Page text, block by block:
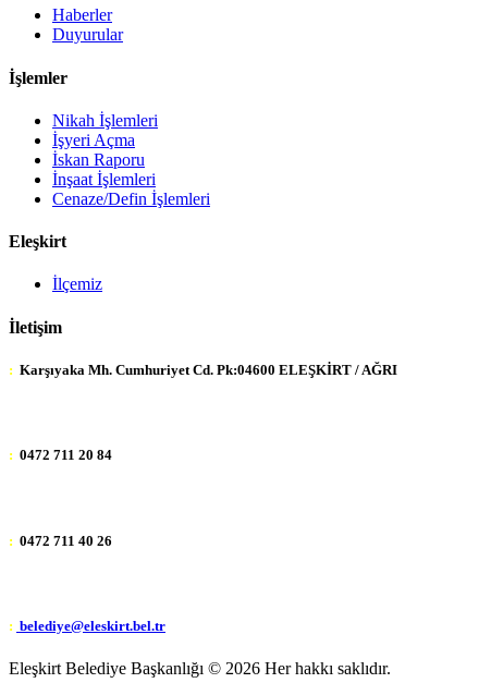
Haberler
Duyurular
İşlemler
Nikah İşlemleri
İşyeri Açma
İskan Raporu
İnşaat İşlemleri
Cenaze/Defin İşlemleri
Eleşkirt
İlçemiz
İletişim
: Karşıyaka Mh. Cumhuriyet Cd. Pk:04600 ELEŞKİRT / AĞRI
: 0472 711 20 84
: 0472 711 40 26
: belediye@eleskirt.bel.tr
Eleşkirt Belediye Başkanlığı © 2026 Her hakkı saklıdır.